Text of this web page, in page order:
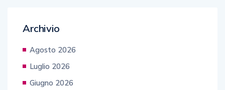
Archivio
Agosto 2026
Luglio 2026
Giugno 2026